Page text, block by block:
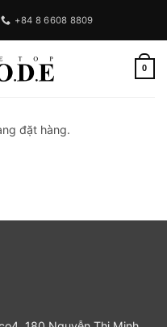
+84 8 6608 8809
0
đặt hàng.